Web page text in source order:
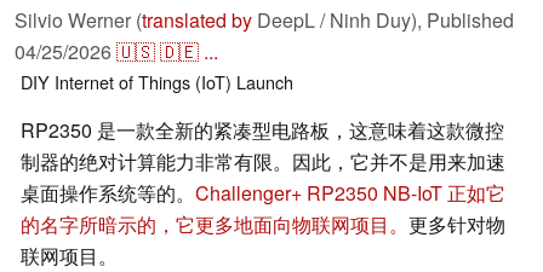
Silvio Werner (translated by DeepL / Ninh Duy), Published
04/25/2026🇺🇸🇩🇪 ...
DIY Internet of Things (IoT) Launch
RP2350 是一款全新的紧凑型电路板，这意味着这款微控
制器的绝对计算能力非常有限。因此，它并不是用来加速
桌面操作系统等的。 Challenger+ RP2350 NB-IoT 正如它
的名字所暗示的，它更多地面向物联网项目。 更多针对物
联网项目。